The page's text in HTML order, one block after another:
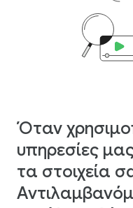
Όταν
υπηρεσίες
τα στοιχεία